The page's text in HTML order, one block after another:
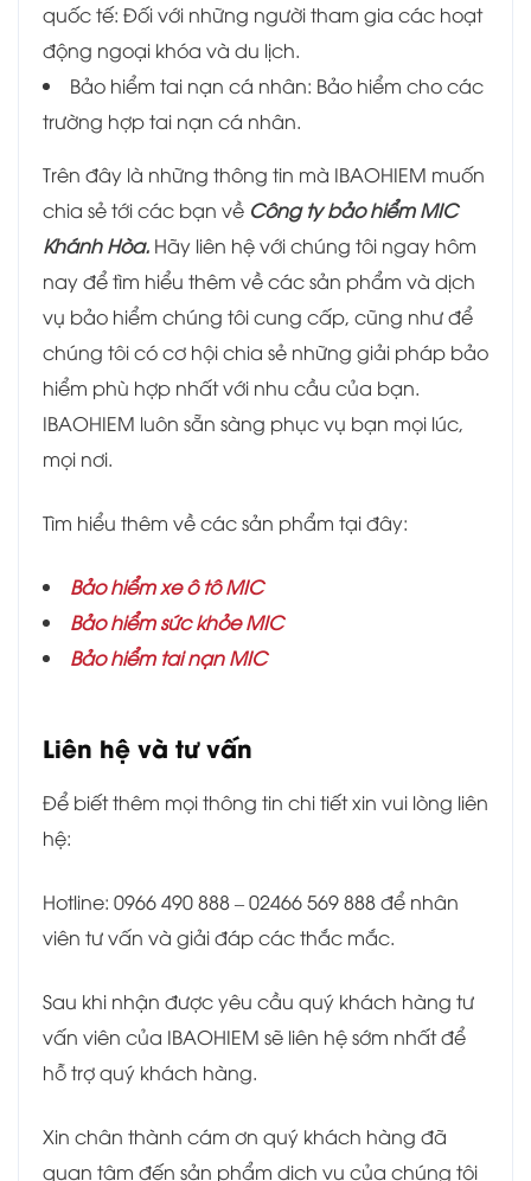
quốc tế: Đối với những người tham gia các hoạt
động ngoại khóa và du lịch.
Bảo hiểm tai nạn cá nhân: Bảo hiểm cho các
trường hợp tai nạn cá nhân.
Trên đây là những thông tin mà IBAOHIEM muốn
chia sẻ tới các bạn về Công ty bảo hiểm MIC
Khánh Hòa. Hãy liên hệ với chúng tôi ngay hôm
nay để tìm hiểu thêm về các sản phẩm và dịch
vụ bảo hiểm chúng tôi cung cấp, cũng như để
chúng tôi có cơ hội chia sẻ những giải pháp bảo
hiểm phù hợp nhất với nhu cầu của bạn.
IBAOHIEM luôn sẵn sàng phục vụ bạn mọi lúc,
mọi nơi.
Tìm hiểu thêm về các sản phẩm tại đây:
Bảo hiểm xe ô tô MIC
Bảo hiểm sức khỏe MIC
Bảo hiểm tai nạn MIC
Liên hệ và tư vấn
Để biết thêm mọi thông tin chi tiết xin vui lòng liên
hệ:
Hotline: 0966 490 888 – 02466 569 888 để nhân
viên tư vấn và giải đáp các thắc mắc.
Sau khi nhận được yêu cầu quý khách hàng tư
vấn viên của IBAOHIEM sẽ liên hệ sớm nhất để
hỗ trợ quý khách hàng.
Xin chân thành cám ơn quý khách hàng đã
quan tâm đến sản phẩm dịch vụ của chúng tôi